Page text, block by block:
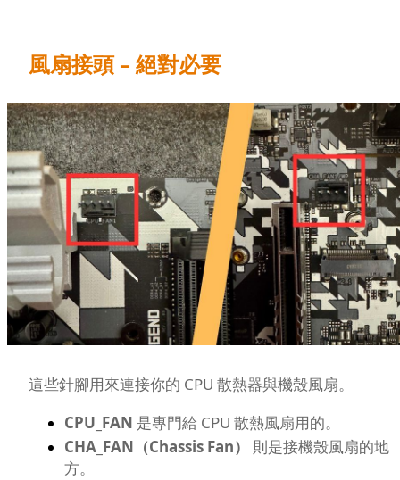
風扇接頭 – 絕對必要
這些針腳用來連接你的 CPU 散熱器與機殼風扇。
CPU_FAN 是專門給 CPU 散熱風扇用的。
CHA_FAN（Chassis Fan）
則是接機殼風扇的地
方。